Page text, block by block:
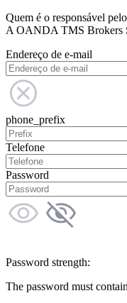
Quem é o responsável
A OANDA TMS Brokers
Endereço de e-mail
phone_prefix
Telefone
Password
Password strength:
The password must